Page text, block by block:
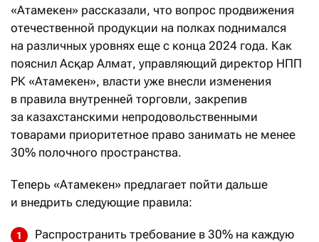
«Атамекен» рассказали, что вопрос продвижения
отечественной продукции на полках поднимался
на различных уровнях еще с конца 2024 года. Как
пояснил Асқар Алмат, управляющий директор НПП
РК «Атамекен», власти уже внесли изменения
в правила внутренней торговли, закрепив
за казахстанскими непродовольственными
товарами приоритетное право занимать не менее
30% полочного пространства.
Теперь «Атамекен» предлагает пойти дальше
и внедрить следующие правила:
Распространить требование в 30% на каждую